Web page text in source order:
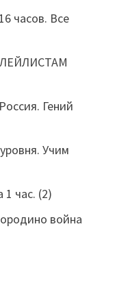
часов. Все
Гений
Учим
1 час. (2)
война